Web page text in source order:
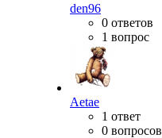
den96
0 ответов
1 вопрос
Aetae
1 ответ
0 вопросов